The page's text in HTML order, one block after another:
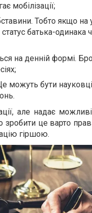
мобілізації;
Тобто якщо на
батька-одинака
на денній формі.
можуть бути
але надає
зробити це варто
гіршою.